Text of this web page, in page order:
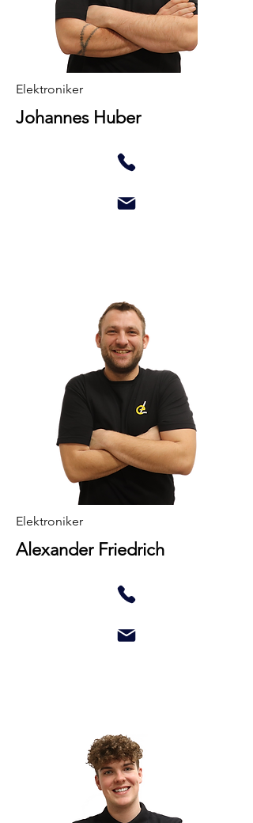
Elektroniker
Johannes Huber
Elektroniker
Alexander Friedrich